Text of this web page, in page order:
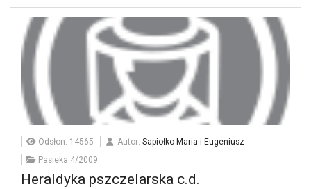
Odsłon: 14565 Autor: Sapiołko Maria i Eugeniusz
Pasieka 4/2009
Heraldyka pszczelarska c.d.